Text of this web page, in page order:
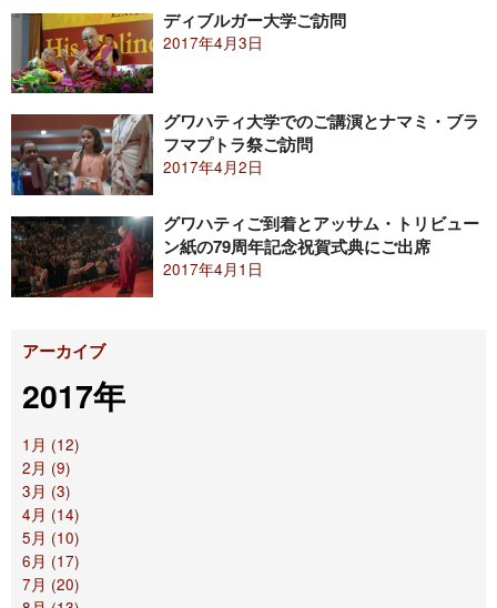
ディブルガー大学ご訪問
2017年4月3日
グワハティ大学でのご講演とナマミ・ブラ
フマプトラ祭ご訪問
2017年4月2日
グワハティご到着とアッサム・トリビュー
ン紙の79周年記念祝賀式典にご出席
2017年4月1日
アーカイブ
2017年
1月 (12)
2月 (9)
3月 (3)
4月 (14)
5月 (10)
6月 (17)
7月 (20)